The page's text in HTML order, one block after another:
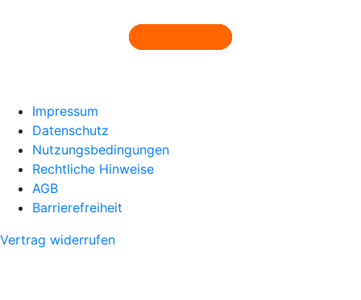
Impressum
Datenschutz
Nutzungsbedingungen
Rechtliche Hinweise
AGB
Barrierefreiheit
Vertrag widerrufen